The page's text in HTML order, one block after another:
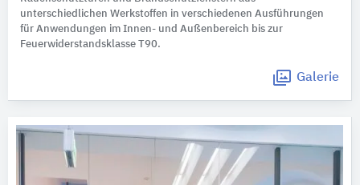
unterschiedlichen Werkstoffen in verschiedenen Ausführungen
für Anwendungen im Innen- und Außenbereich bis zur
Feuerwiderstandsklasse T90.
Galerie